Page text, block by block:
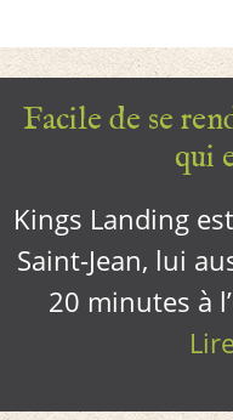
Facile de se
qui
Kings Landing
Saint-Jean, lui
20 minutes à